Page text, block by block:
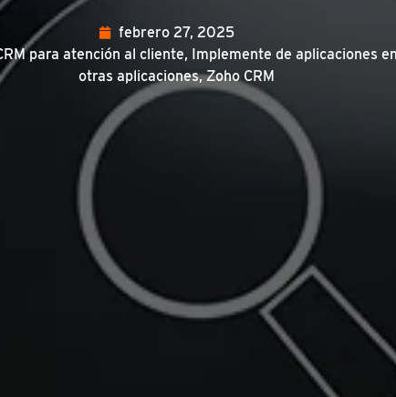
febrero 27, 2025
para atención al cliente, Implemente de aplicaciones
otras aplicaciones,Zoho CRM